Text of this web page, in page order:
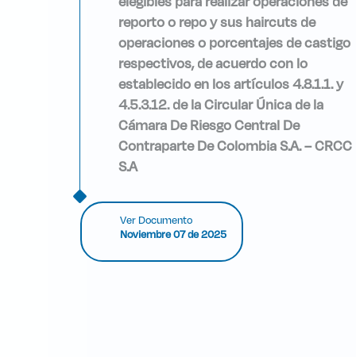
reporto o repo y sus haircuts de
operaciones o porcentajes de castigo
respectivos, de acuerdo con lo
establecido en los artículos 4.8.1.1. y
4.5.3.12. de la Circular Única de la
Cámara De Riesgo Central De
Contraparte De Colombia S.A. – CRCC
S.A
Ver Documento
Noviembre 07 de 2025